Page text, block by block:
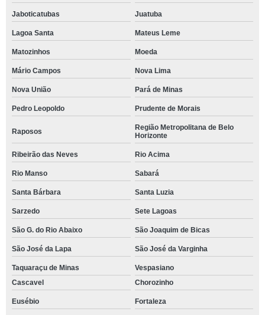
Jaboticatubas Juatuba
Lagoa Santa Mateus Leme
Matozinhos Moeda
Mário Campos Nova Lima
Nova União Pará de Minas
Pedro Leopoldo Prudente de Morais
Raposos
Região Metropolitana de Belo
Horizonte
Ribeirão das Neves Rio Acima
Rio Manso Sabará
Santa Bárbara Santa Luzia
Sarzedo Sete Lagoas
São G. do Rio Abaixo São Joaquim de Bicas
São José da Lapa São José da Varginha
Taquaraçu de Minas
Vespasiano
Cascavel
Chorozinho
Eusébio Fortaleza